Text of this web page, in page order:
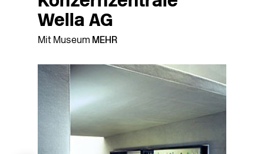
Wella AG
Mit Museum MEHR